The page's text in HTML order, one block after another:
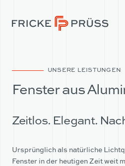
UNSERE LEISTUNGEN
Fenster aus
Zeitlos. Elegant.
Ursprünglich als natürliche
Fenster in der heutigen Zeit weit